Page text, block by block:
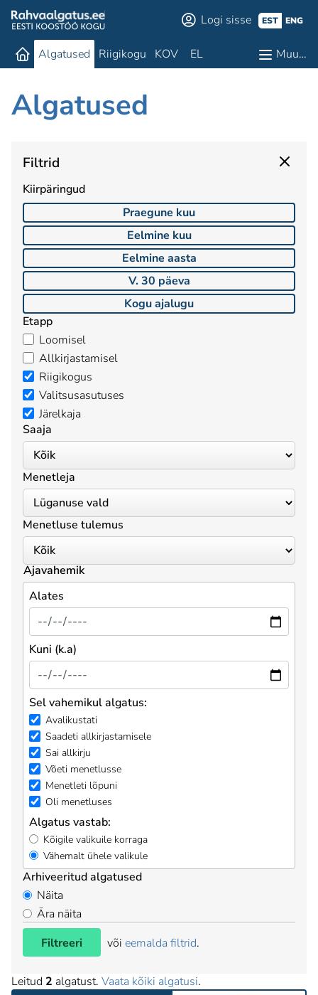
Logi sisse EST ENG
Algatused Riigikogu KOV EL Muu…
Algatused
Filtrid
Kiirpäringud
Praegune kuu
Eelmine kuu
Eelmine aasta
V. 30 päeva
Kogu ajalugu
Etapp
Loomisel
Allkirjastamisel
Riigikogus
Valitsusasutuses
Järelkaja
Saaja
Menetleja
Menetluse tulemus
Ajavahemik
Alates
Kuni (k.a)
Sel vahemikul algatus:
Avalikustati
Saadeti allkirjastamisele
Sai allkirju
Võeti menetlusse
Menetleti lõpuni
Oli menetluses
Algatus vastab:
Kõigile valikuile korraga
Vähemalt ühele valikule
Arhiveeritud algatused
Näita
Ära näita
Filtreeri
või eemalda filtrid.
Leitud 2 algatust. Vaata kõiki algatusi.